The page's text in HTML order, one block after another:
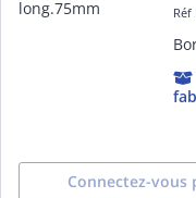
Connectez-